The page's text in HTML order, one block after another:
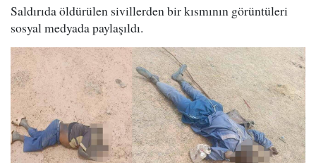
Saldırıda öldürülen sivillerden bir kısmının görüntüleri
sosyal medyada paylaşıldı.